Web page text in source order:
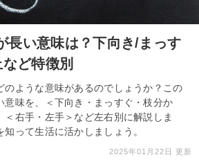
長い意味は？下向き/まっす
ど特徴別
のような意味があるのでしょうか？この
意味を、＜下向き・まっすぐ・枝分か
右手・左手＞など左右別に解説しま
って生活に活かしましょう。
2025年01月22日 更新